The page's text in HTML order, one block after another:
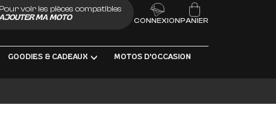
Pour voir les pièces compatibles
AJOUTER MA MOTO
CONNEXIONPANIER
GOODIES & CADEAUX MOTOS D'OCCASION